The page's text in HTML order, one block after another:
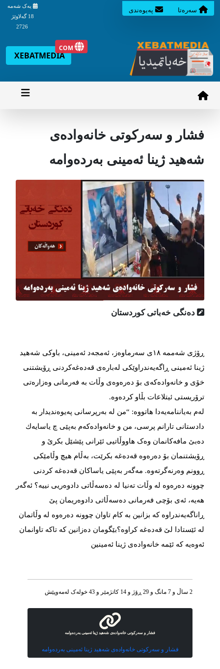
سه‌ره‌تا په‌یوه‌ندی
یه‌ک شه‌مه‌
18 گه‌لاوێژ
2726
XEBATMEDIA
COM
فشار و سەرکوتی خانەوادەی
شەهید ژینا ئەمینی بەردەوامە
دەنگی خەباتی کوردستان
ڕۆژی شەممە ١٨ی سەرماوەز، ئەمجەد ئەمینی، باوکی شەهید
ژینا ئەمینی ڕاگەیەندراوێکی لەبارەی قەدەغەکردنی ڕۆیشتنی
خۆی و خانەوادەکەی بۆ دەرەوەی وڵات بە فەرمانی وەزارەتی
ترۆریستی ئیتلاعات بڵاو كردەوە.
لەم بەیاننامەیەدا هاتووە: “من لە بەرپرسانی پەیوەندیدار بە
دادستانی تارانم پرسی، من و خانەوادەکەم بەپێی چ یاسایەك
دەبێ مافەکانمان وەک هاووڵاتیی ئێرانی پێشێل بكرێ و
ڕۆیشتنمان بۆ دەرەوە قەدەغە بکرێت، بەڵام هیچ وڵامێكی
ڕوونم وەرنەگرتەوە. مەگەر بەپێی یاساکان قەدەغە كردنی
چوونە دەرەوە لە وڵات تەنیا لە دەسەڵاتی دادوەریی نییە؟ ئەگەر
هەیە، ئەی بۆچی فەرمانی دەسەڵاتی دادوەریمان پێ
ڕاناگەیەندراوە كە بزانین بە كام تاوان چوونە دەرەوە لە وڵاتمان
لە ئێستادا لێ قەدەغە كراوە؟بێگومان دەزانین کە تاکە تاوانمان
ئەوەیە کە ئێمە خانەوادەی ژینا ئەمینین
2 ساڵ و 7 مانگ و 29 ڕۆژ و 14 کاتژمێر و 43 خوله‌ک له‌مه‌وپێش‌
فشار و سەرکوتی خانەوادەی شەهید ژینا ئەمینی بەردەوامە
فشار و سەرکوتی خانەوادەی شەهید ژینا ئەمینی بەردەوامە